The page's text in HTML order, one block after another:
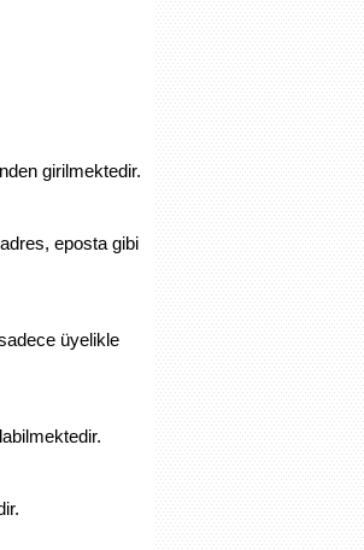
girilmektedir.
eposta gibi
üyelikle